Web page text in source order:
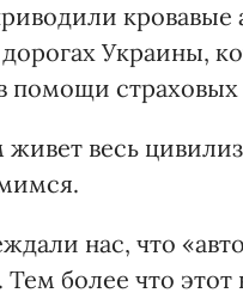
кровавые
Украины,
помощи
живет весь
нас, что
более что этот